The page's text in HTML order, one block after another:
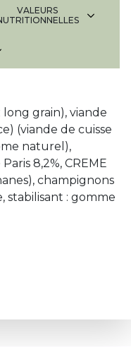
VALEURS
long grain), viande
(viande de cuisse
naturel),
8,2%, CREME
champignons
stabilisant : gomme